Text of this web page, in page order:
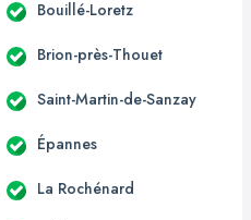
Bouillé-Loretz
Brion-près-Thouet
Saint-Martin-de-Sanzay
Épannes
La Rochénard